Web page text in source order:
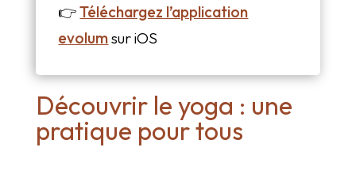
👉Téléchargez l’application
evolumsur iOS
Découvrir le yoga : une
pratique pour tous